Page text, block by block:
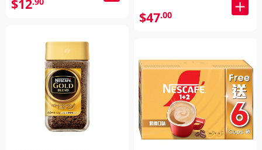
$12
$47.00